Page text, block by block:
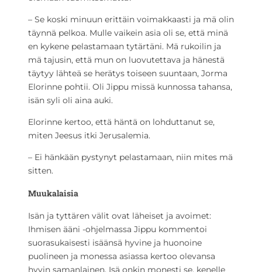
– Se koski minuun erittäin voimakkaasti ja mä olin
täynnä pelkoa. Mulle vaikein asia oli se, että minä
en kykene pelastamaan tytärtäni. Mä rukoilin ja
mä tajusin, että mun on luovutettava ja hänestä
täytyy lähteä se herätys toiseen suuntaan, Jorma
Elorinne pohtii. Oli Jippu missä kunnossa tahansa,
isän syli oli aina auki.
Elorinne kertoo, että häntä on lohduttanut se,
miten Jeesus itki Jerusalemia.
– Ei hänkään pystynyt pelastamaan, niin mites mä
sitten.
Muukalaisia
Isän ja tyttären välit ovat läheiset ja avoimet:
Ihmisen ääni -ohjelmassa Jippu kommentoi
suorasukaisesti isäänsä hyvine ja huonoine
puolineen ja monessa asiassa kertoo olevansa
hyvin samanlainen. Isä onkin monesti se, kenelle